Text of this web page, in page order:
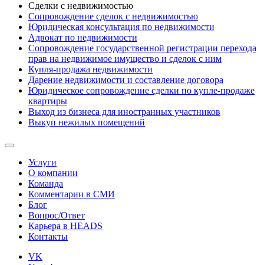
Сделки с недвижимостью
Сопровождение сделок с недвижимостью
Юридическая консультация по недвижимости
Адвокат по недвижимости
Сопровождение государственной регистрации перехода
прав на недвижимое имущество и сделок с ним
Купля-продажа недвижимости
Дарение недвижимости и составление договора
Юридическое сопровождение сделки по купле-продаже
квартиры
Выход из бизнеса для иностранных участников
Выкуп нежилых помещений
Услуги
О компании
Команда
Комментарии в СМИ
Блог
Вопрос/Ответ
Карьера в HEADS
Контакты
VK